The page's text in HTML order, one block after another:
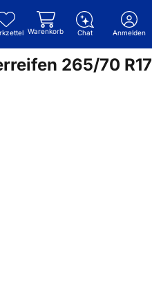
Warenkorb Chat Anmelden
265/70 R17